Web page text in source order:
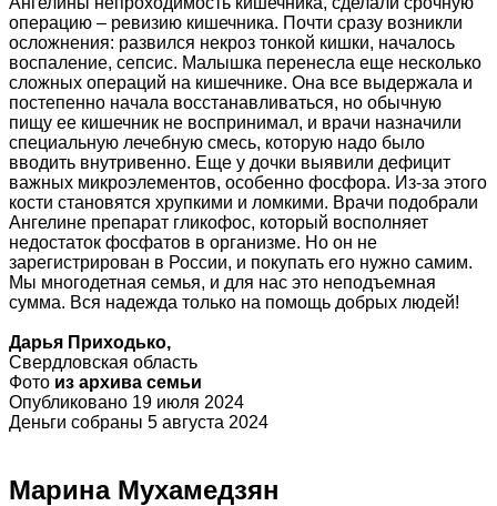
операцию – ревизию кишечника. Почти сразу возникли
осложнения: развился некроз тонкой кишки, началось
воспаление, сепсис. Малышка перенесла еще несколько
сложных операций на кишечнике. Она все выдержала и
постепенно начала восстанавливаться, но обычную
пищу ее кишечник не воспринимал, и врачи назначили
специальную лечебную смесь, которую надо было
вводить внутривенно. Еще у дочки выявили дефицит
важных микроэлементов, особенно фосфора. Из-за этого
кости становятся хрупкими и ломкими. Врачи подобрали
Ангелине препарат гликофос, который восполняет
недостаток фосфатов в организме. Но он не
зарегистрирован в России, и покупать его нужно самим.
Мы многодетная семья, и для нас это неподъемная
сумма. Вся надежда только на помощь добрых людей!
Дарья Приходько,
Свердловская область
Фото из архива семьи
Опубликовано 19 июля 2024
Деньги собраны 5 августа 2024
Марина Мухамедзян